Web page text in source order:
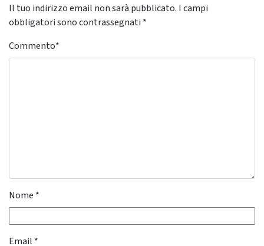
Il tuo indirizzo email non sarà pubblicato. I campi
obbligatori sono contrassegnati *
Commento*
Nome *
Email *